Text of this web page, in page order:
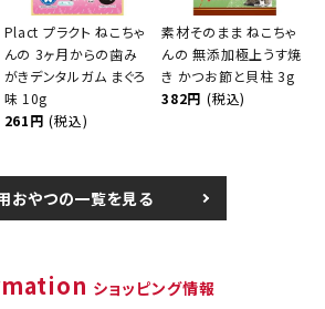
Plact プラクト ねこちゃ
んの 3ヶ月からの歯み
がきデンタルガム まぐろ
味 10g
261円 (税込)
素材そのまま ねこちゃ
んの 無添加極上うす焼
き かつお節と貝柱 3g
382円 (税込)
おやつの一覧を見る
ショッピング情報